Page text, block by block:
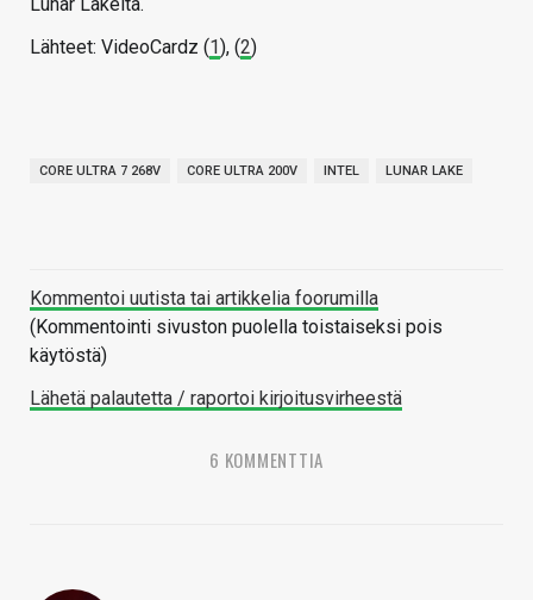
Lähteet: VideoCardz (1), (2)
CORE ULTRA 7 268V CORE ULTRA 200V INTEL LUNAR LAKE
Kommentoi uutista tai artikkelia foorumilla
(Kommentointi sivuston puolella toistaiseksi pois
käytöstä)
Lähetä palautetta / raportoi kirjoitusvirheestä
6 KOMMENTTIA